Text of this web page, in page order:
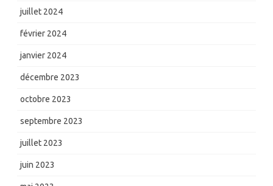
juillet 2024
février 2024
janvier 2024
décembre 2023
octobre 2023
septembre 2023
juillet 2023
juin 2023